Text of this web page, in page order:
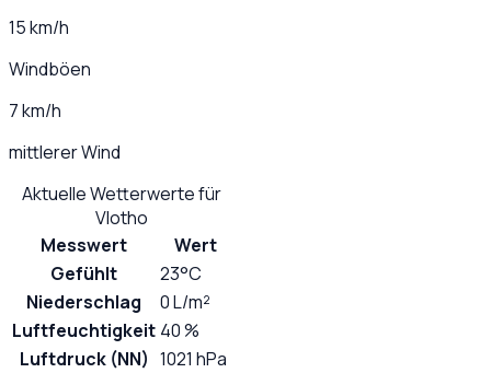
15 km/h
Windböen
7 km/h
mittlerer Wind
Aktuelle Wetterwerte für
Vlotho
Messwert
Wert
Gefühlt
23°C
Niederschlag
0 L/m²
Luftfeuchtigkeit 40 %
Luftdruck (NN) 1021 hPa